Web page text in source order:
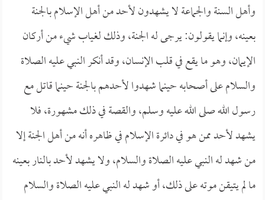
وأهل السنة والجماعة لا يشهدون لأحد من أهل الإسلام بالجنة
بعينه، وإنما يقولون: يرجى له الجنة، وذلك لغياب شيء من أركان
الإيمان، وهو ما يقع في قلب الإنسان، وقد أنكر النبي عليه الصلاة
والسلام على أصحابه حينما شهدوا لأحدهم بالجنة حينما قاتل مع
رسول الله صلى الله عليه وسلم، والقصة في ذلك مشهورة، فلا
يشهد لأحد ممن هو في دائرة الإسلام في ظاهره أنه من أهل الجنة إلا
من شهد له النبي عليه الصلاة والسلام، ولا يشهد لأحد بالنار بعينه
ما لم يتيقن موته على ذلك، أو شهد له النبي عليه الصلاة والسلام